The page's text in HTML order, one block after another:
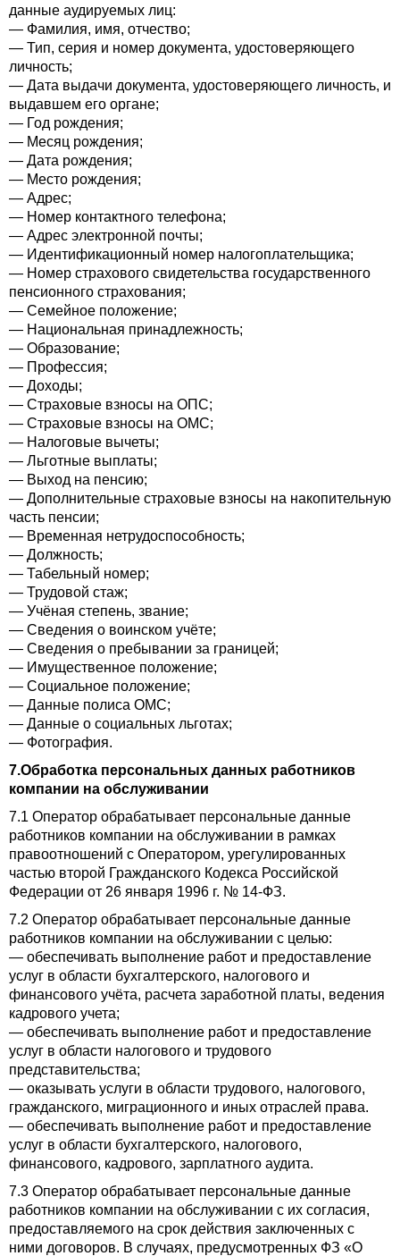
данные аудируемых лиц:
— Фамилия, имя, отчество;
— Тип, серия и номер документа, удостоверяющего
личность;
— Дата выдачи документа, удостоверяющего личность, и
выдавшем его органе;
— Год рождения;
— Месяц рождения;
— Дата рождения;
— Место рождения;
— Адрес;
— Номер контактного телефона;
— Адрес электронной почты;
— Идентификационный номер налогоплательщика;
— Номер страхового свидетельства государственного
пенсионного страхования;
— Семейное положение;
— Национальная принадлежность;
— Образование;
— Профессия;
— Доходы;
— Страховые взносы на ОПС;
— Страховые взносы на ОМС;
— Налоговые вычеты;
— Льготные выплаты;
— Выход на пенсию;
— Дополнительные страховые взносы на накопительную
часть пенсии;
— Временная нетрудоспособность;
— Должность;
— Табельный номер;
— Трудовой стаж;
— Учёная степень, звание;
— Сведения о воинском учёте;
— Сведения о пребывании за границей;
— Имущественное положение;
— Социальное положение;
— Данные полиса ОМС;
— Данные о социальных льготах;
— Фотография.
7.Обработка персональных данных работников
компании на обслуживании
7.1 Оператор обрабатывает персональные данные
работников компании на обслуживании в рамках
правоотношений с Оператором, урегулированных
частью второй Гражданского Кодекса Российской
Федерации от 26 января 1996 г. № 14-ФЗ.
7.2 Оператор обрабатывает персональные данные
работников компании на обслуживании с целью:
— обеспечивать выполнение работ и предоставление
услуг в области бухгалтерского, налогового и
финансового учёта, расчета заработной платы, ведения
кадрового учета;
— обеспечивать выполнение работ и предоставление
услуг в области налогового и трудового
представительства;
— оказывать услуги в области трудового, налогового,
гражданского, миграционного и иных отраслей права.
— обеспечивать выполнение работ и предоставление
услуг в области бухгалтерского, налогового,
финансового, кадрового, зарплатного аудита.
7.3 Оператор обрабатывает персональные данные
работников компании на обслуживании с их согласия,
предоставляемого на срок действия заключенных с
ними договоров. В случаях, предусмотренных ФЗ «О